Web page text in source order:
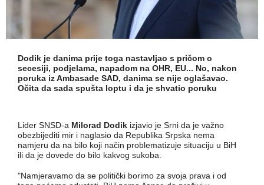
Dodik je danima prije toga nastavljao s pričom o
secesiji, podjelama, napadom na OHR, EU... No, nakon
poruka iz Ambasade SAD, danima se nije oglašavao.
Očita da sada spušta loptu i da je shvatio poruku
Lider SNSD-a Milorad Dodik izjavio je Srni da je važno
obezbijediti mir i naglasio da Republika Srpska nema
namjeru da na bilo koji način problematizuje situaciju u BiH
ili da je dovede do bilo kakvog sukoba.
"Namjeravamo da se politički borimo za svoja prava i od